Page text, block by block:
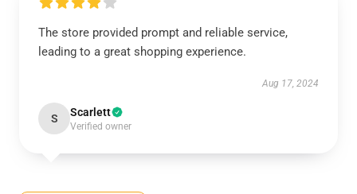
The store provided prompt and reliable service,
leading to a great shopping experience.
Aug 17, 2024
S Scarlett
Verified owner